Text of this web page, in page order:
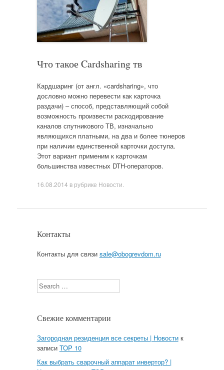
Что такое Cardsharing тв
Кардшаринг (от англ. «cardsharing», что
дословно можно перевести как карточка
раздачи) – способ, представляющий собой
возможность произвести раскодирование
каналов спутникового ТВ, изначально
являющихся платными, на два и более тюнеров
при наличии единственной карточки доступа.
Этот вариант применим к карточкам
большинства известных DTH-операторов.
16.08.2014 в рубрике Новости
Контакты
Контакты для связи sale@obogrevdom.ru
Search
Свежие комментарии
Загородная резиденция все секреты | Новостик
записи TOP 10
Как выбрать сварочный аппарат инвертор? |